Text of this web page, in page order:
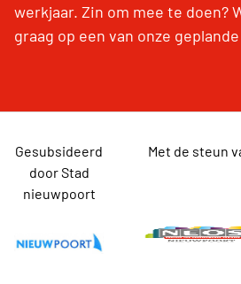
werkjaar. Zin om mee te doen?
graag op een van onze
Gesubsideerd
door Stad
nieuwpoort
Met de steun